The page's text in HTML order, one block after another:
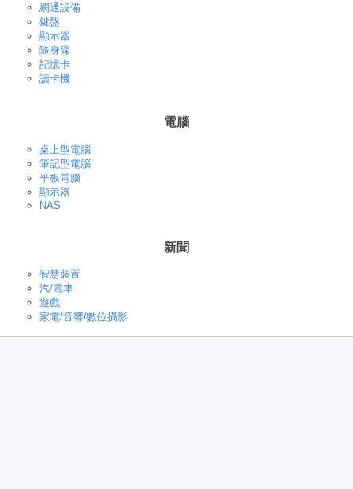
網通設備
鍵盤
顯示器
隨身碟
記憶卡
讀卡機
電腦
桌上型電腦
筆記型電腦
平板電腦
顯示器
NAS
新聞
智慧裝置
汽/電車
遊戲
家電/音響/數位攝影